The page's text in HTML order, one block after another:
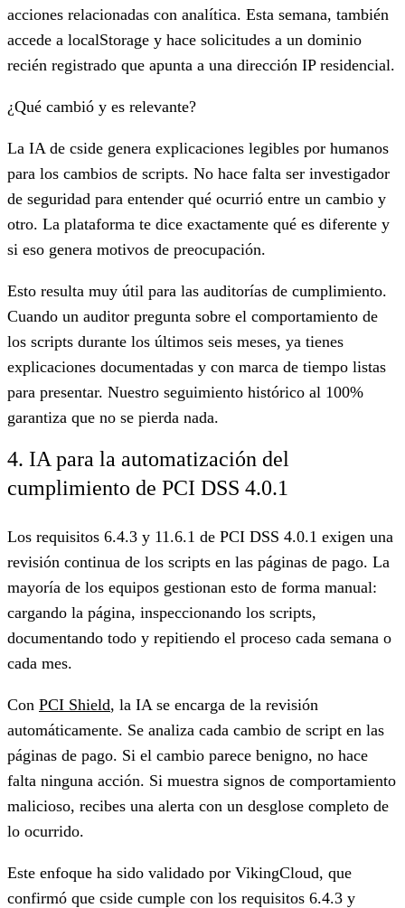
acciones relacionadas con analítica. Esta semana, también
accede a localStorage y hace solicitudes a un dominio
recién registrado que apunta a una dirección IP residencial.
¿Qué cambió y es relevante?
La IA de cside genera explicaciones legibles por humanos
para los cambios de scripts. No hace falta ser investigador
de seguridad para entender qué ocurrió entre un cambio y
otro. La plataforma te dice exactamente qué es diferente y
si eso genera motivos de preocupación.
Esto resulta muy útil para las auditorías de cumplimiento.
Cuando un auditor pregunta sobre el comportamiento de
los scripts durante los últimos seis meses, ya tienes
explicaciones documentadas y con marca de tiempo listas
para presentar. Nuestro seguimiento histórico al 100%
garantiza que no se pierda nada.
4. IA para la automatización del
cumplimiento de PCI DSS 4.0.1
Los requisitos 6.4.3 y 11.6.1 de PCI DSS 4.0.1 exigen una
revisión continua de los scripts en las páginas de pago. La
mayoría de los equipos gestionan esto de forma manual:
cargando la página, inspeccionando los scripts,
documentando todo y repitiendo el proceso cada semana o
cada mes.
Con PCI Shield, la IA se encarga de la revisión
automáticamente. Se analiza cada cambio de script en las
páginas de pago. Si el cambio parece benigno, no hace
falta ninguna acción. Si muestra signos de comportamiento
malicioso, recibes una alerta con un desglose completo de
lo ocurrido.
Este enfoque ha sido validado por VikingCloud, que
confirmó que cside cumple con los requisitos 6.4.3 y